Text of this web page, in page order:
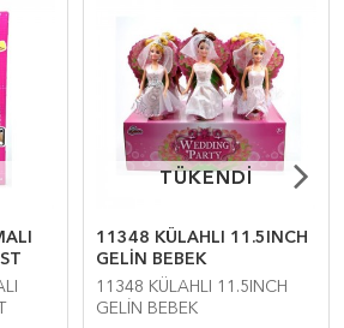
TÜKENDİ
TÜKENDİ
11348 KÜLAHLI 11.5INCH
GELİN BEBEK
11348 KÜLAHLI 11.5INCH
GELİN BEBEK